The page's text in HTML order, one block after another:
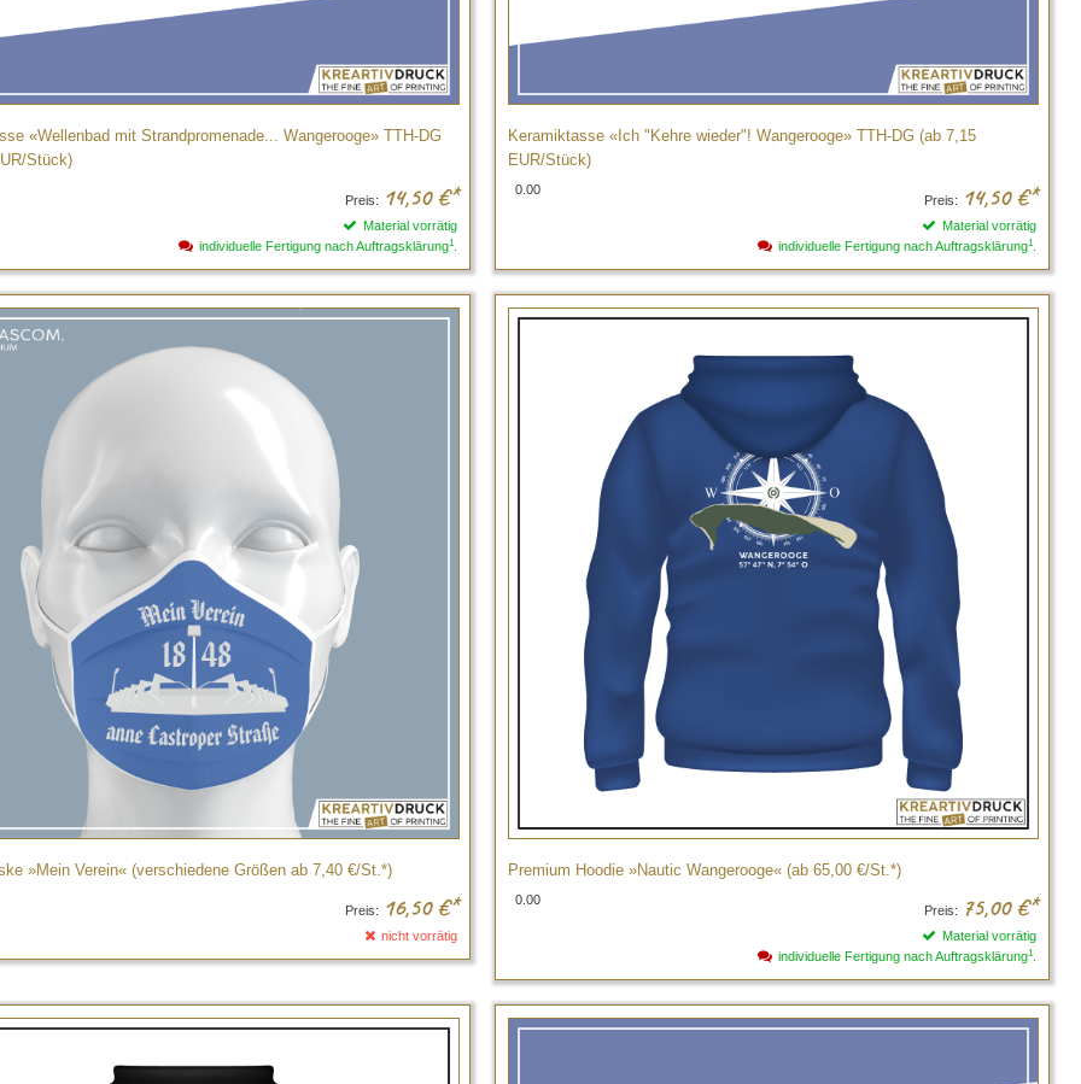
«Wellenbad mit Strandpromenade... Wangerooge» TTH-DG
Stück)
Preis: 14,50 €*
Material vorrätig
individuelle Fertigung nach Auftragsklärung1.
Keramiktasse «Ich "Kehre wieder"! Wangerooge» TTH-DG (ab 7,15
EUR/Stück)
0.00
Preis: 14,50 €*
Material vorrätig
individuelle Fertigung nach Auftragsklärung1.
»Mein Verein« (verschiedene Größen ab 7,40 €/St.*)
Preis: 16,50 €*
nicht vorrätig
Premium Hoodie »Nautic Wangerooge« (ab 65,00 €/St.*)
0.00
Preis: 75,00 €*
Material vorrätig
individuelle Fertigung nach Auftragsklärung1